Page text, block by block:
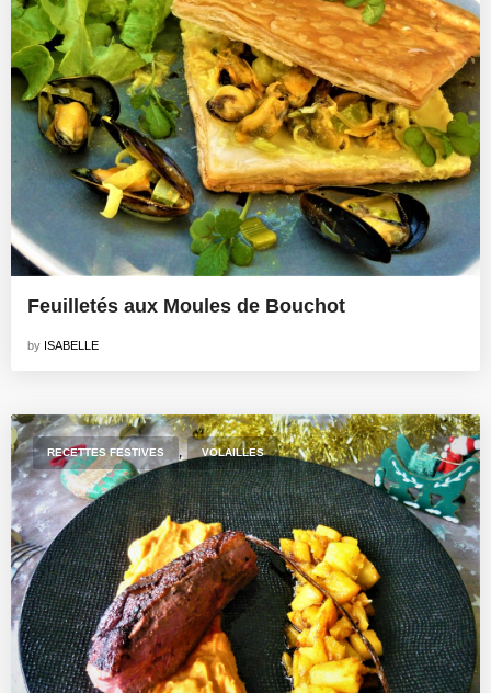
Feuilletés aux Moules de Bouchot
by ISABELLE
RECETTES FESTIVES , VOLAILLES